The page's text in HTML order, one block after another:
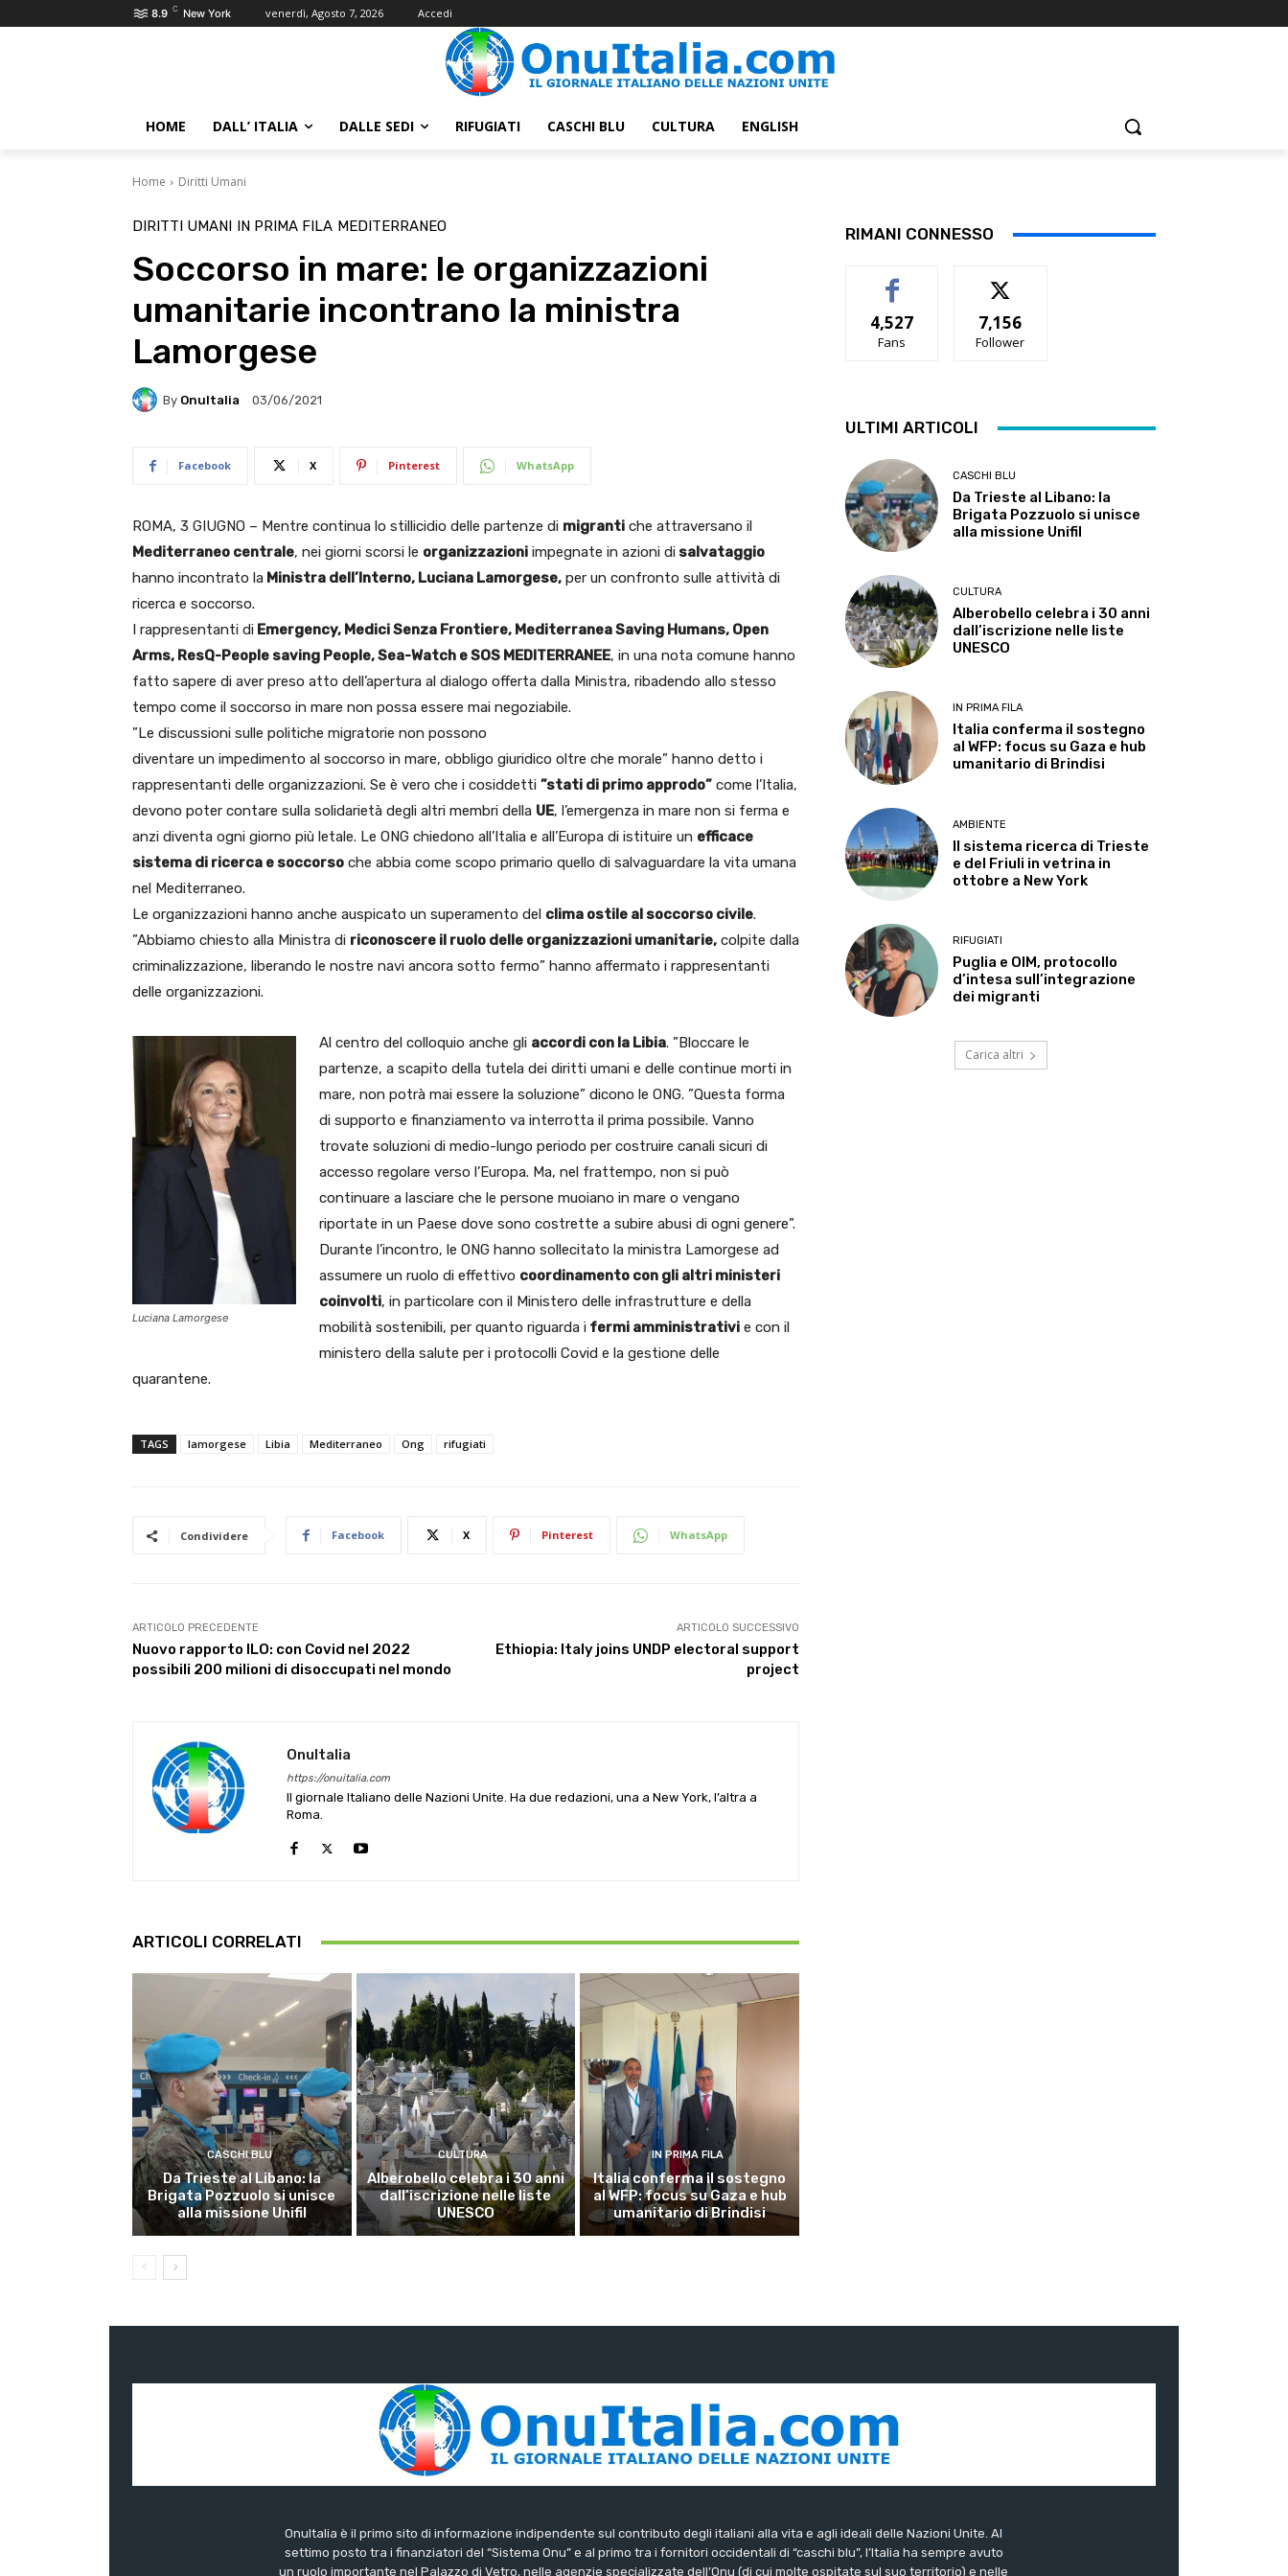
8.9 C New York venerdì, Agosto 7, 2026 Accedi
HOME DALL’ ITALIA DALLE SEDI RIFUGIATI CASCHI BLU CULTURA ENGLISH
Home Diritti Umani
DIRITTI UMANI IN PRIMA FILA MEDITERRANEO
Soccorso in mare: le organizzazioni
umanitarie incontrano la ministra
Lamorgese
By OnuItalia 03/06/2021
Facebook X Pinterest WhatsApp
ROMA, 3 GIUGNO – Mentre continua lo stillicidio delle partenze di migranti che attraversano il
Mediterraneo centrale, nei giorni scorsi le organizzazioni impegnate in azioni di salvataggio
hanno incontrato la Ministra dell’Interno, Luciana Lamorgese, per un confronto sulle attività di
ricerca e soccorso.
I rappresentanti di Emergency, Medici Senza Frontiere, Mediterranea Saving Humans, Open
Arms, ResQ-People saving People, Sea-Watch e SOS MEDITERRANEE, in una nota comune hanno
fatto sapere di aver preso atto dell’apertura al dialogo offerta dalla Ministra, ribadendo allo stesso
tempo come il soccorso in mare non possa essere mai negoziabile.
”Le discussioni sulle politiche migratorie non possono
diventare un impedimento al soccorso in mare, obbligo giuridico oltre che morale” hanno detto i
rappresentanti delle organizzazioni. Se è vero che i cosiddetti ”stati di primo approdo” come l’Italia,
devono poter contare sulla solidarietà degli altri membri della UE, l’emergenza in mare non si ferma e
anzi diventa ogni giorno più letale. Le ONG chiedono all’Italia e all’Europa di istituire un efficace
sistema di ricerca e soccorso che abbia come scopo primario quello di salvaguardare la vita umana
nel Mediterraneo.
Le organizzazioni hanno anche auspicato un superamento del clima ostile al soccorso civile.
”Abbiamo chiesto alla Ministra di riconoscere il ruolo delle organizzazioni umanitarie, colpite dalla
criminalizzazione, liberando le nostre navi ancora sotto fermo” hanno affermato i rappresentanti
delle organizzazioni.
Luciana Lamorgese
Al centro del colloquio anche gli accordi con la Libia. ”Bloccare le
partenze, a scapito della tutela dei diritti umani e delle continue morti in
mare, non potrà mai essere la soluzione” dicono le ONG. ”Questa forma
di supporto e finanziamento va interrotta il prima possibile. Vanno
trovate soluzioni di medio-lungo periodo per costruire canali sicuri di
accesso regolare verso l’Europa. Ma, nel frattempo, non si può
continuare a lasciare che le persone muoiano in mare o vengano
riportate in un Paese dove sono costrette a subire abusi di ogni genere”.
Durante l’incontro, le ONG hanno sollecitato la ministra Lamorgese ad
assumere un ruolo di effettivo coordinamento con gli altri ministeri
coinvolti, in particolare con il Ministero delle infrastrutture e della
mobilità sostenibili, per quanto riguarda i fermi amministrativi e con il
ministero della salute per i protocolli Covid e la gestione delle
quarantene.
TAGS lamorgese Libia Mediterraneo Ong rifugiati
Condividere Facebook X Pinterest WhatsApp
ARTICOLO PRECEDENTE
Nuovo rapporto ILO: con Covid nel 2022
possibili 200 milioni di disoccupati nel mondo
ARTICOLO SUCCESSIVO
Ethiopia: Italy joins UNDP electoral support
project
OnuItalia
https://onuitalia.com
Il giornale Italiano delle Nazioni Unite. Ha due redazioni, una a New York, l’altra a
Roma.
ARTICOLI CORRELATI
CASCHI BLU
Da Trieste al Libano: la
Brigata Pozzuolo si unisce
alla missione Unifil
CULTURA
Alberobello celebra i 30 anni
dall’iscrizione nelle liste
UNESCO
IN PRIMA FILA
Italia conferma il sostegno
al WFP: focus su Gaza e hub
umanitario di Brindisi
RIMANI CONNESSO
4,527
Fans
7,156
Follower
ULTIMI ARTICOLI
CASCHI BLU
Da Trieste al Libano: la
Brigata Pozzuolo si unisce
alla missione Unifil
CULTURA
Alberobello celebra i 30 anni
dall’iscrizione nelle liste
UNESCO
IN PRIMA FILA
Italia conferma il sostegno
al WFP: focus su Gaza e hub
umanitario di Brindisi
AMBIENTE
Il sistema ricerca di Trieste
e del Friuli in vetrina in
ottobre a New York
RIFUGIATI
Puglia e OIM, protocollo
d’intesa sull’integrazione
dei migranti
Carica altri
OnuItalia è il primo sito di informazione indipendente sul contributo degli italiani alla vita e agli ideali delle Nazioni Unite. Al
settimo posto tra i finanziatori del “Sistema Onu” e al primo tra i fornitori occidentali di “caschi blu”, l’Italia ha sempre avuto
un ruolo importante nel Palazzo di Vetro, nelle agenzie specializzate dell’Onu (di cui molte ospitate sul suo territorio) e nelle